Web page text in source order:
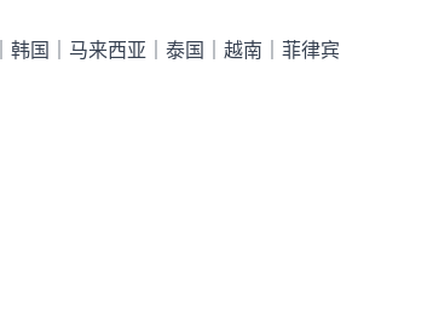
国｜马来西亚｜泰国｜越南｜菲律宾